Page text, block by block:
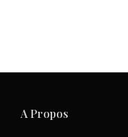
A Propos